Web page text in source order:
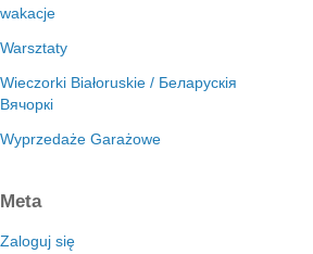
wakacje
Warsztaty
Wieczorki Białoruskie / Беларускія
Вячоркі
Wyprzedaże Garażowe
Meta
Zaloguj się